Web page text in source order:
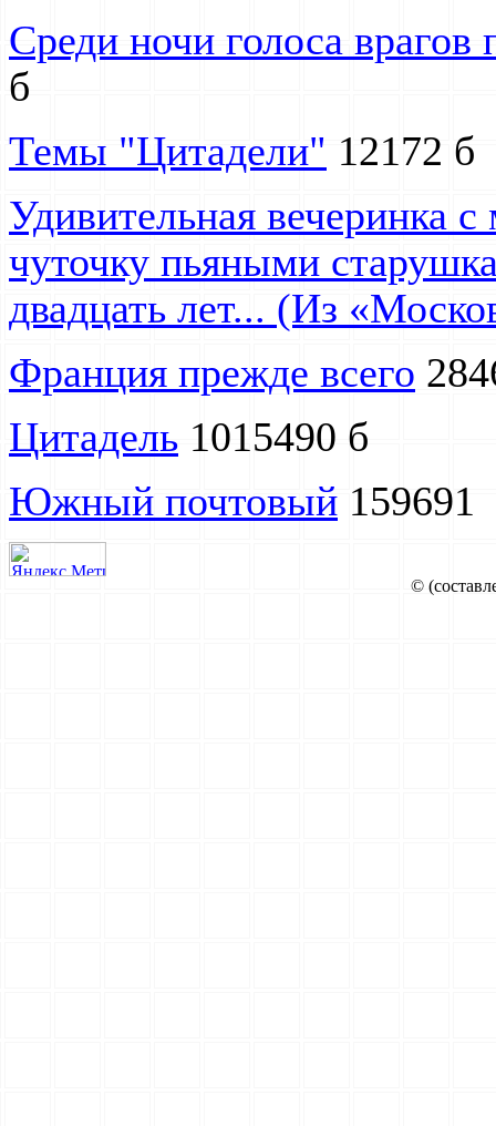
Среди ночи голоса врагов
б
Темы "Цитадели" 12172 б
Удивительная вечеринка
чуточку пьяными
двадцать лет... (Из
Франция прежде всего
Цитадель 1015490 б
Южный почтовый 159691
©